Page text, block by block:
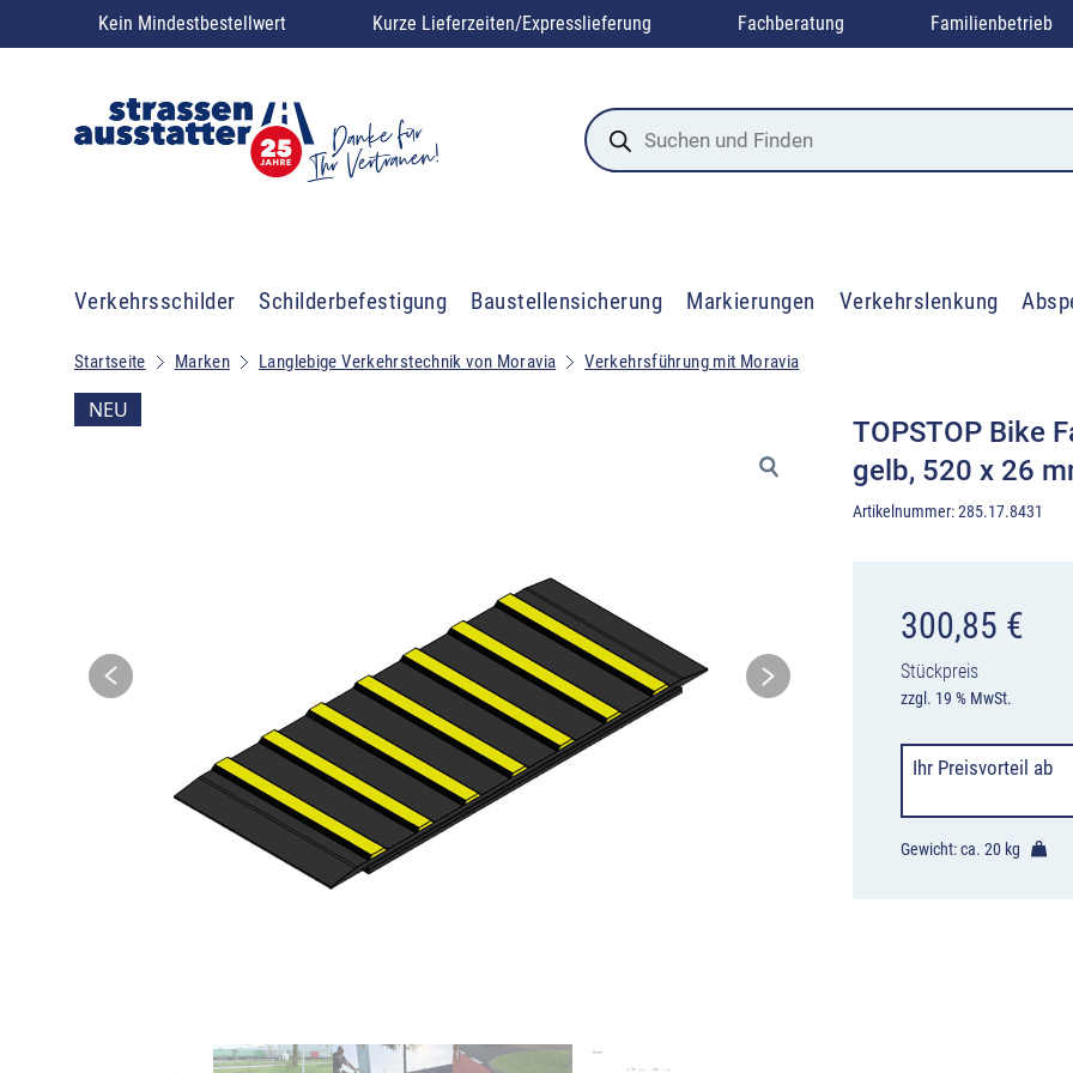
Kein Mindestbestellwert Kurze Lieferzeiten/Expresslieferung Fachberatung Familienbetrieb
Products
search
Verkehrsschilder Schilderbefestigung Baustellensicherung Markierungen Verkehrslenkung
Startseite Marken Langlebige Verkehrstechnik von Moravia Verkehrsführung mit Moravia
NEU
TOPSTOP Bike
gelb, 520 x 26
Artikelnummer:285.17.8431
300,85 €
Stückpreis
zzgl. 19 % MwSt.
Ihr Preisvorteil ab
Gewicht: ca. 20 kg